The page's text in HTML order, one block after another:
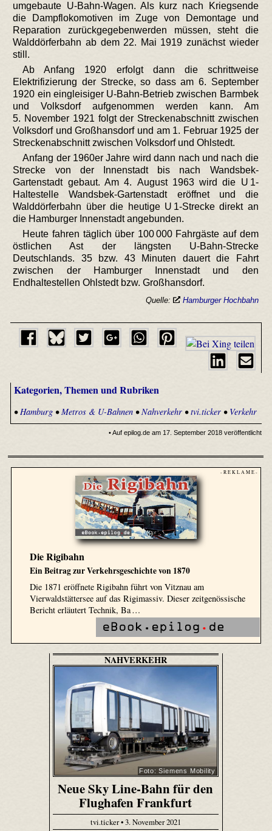
umgebaute U-Bahn-Wagen. Als kurz nach Kriegsende
die Dampflokomotiven im Zuge von Demontage und
Reparation zurückgegebenwerden müssen, steht die
Walddörferbahn ab dem 22. Mai 1919 zunächst wieder
still.
Ab Anfang 1920 erfolgt dann die schrittweise
Elektrifizierung der Strecke, so dass am 6. September
1920 ein eingleisiger U-Bahn-Betrieb zwischen Barmbek
und Volksdorf aufgenommen werden kann. Am
5. November 1921 folgt der Streckenabschnitt zwischen
Volksdorf und Großhansdorf und am 1. Februar 1925 der
Streckenabschnitt zwischen Volksdorf und Ohlstedt.
Anfang der 1960er Jahre wird dann nach und nach die
Strecke von der Innenstadt bis nach Wandsbek-
Gartenstadt gebaut. Am 4. August 1963 wird die U 1-
Haltestelle Wandsbek-Gartenstadt eröffnet und die
Walddörferbahn über die heutige U 1-Strecke direkt an
die Hamburger Innenstadt angebunden.
Heute fahren täglich über 100 000 Fahrgäste auf dem
östlichen Ast der längsten U-Bahn-Strecke
Deutschlands. 35 bzw. 43 Minuten dauert die Fahrt
zwischen der Hamburger Innenstadt und den
Endhaltestellen Ohlstedt bzw. Großhansdorf.
Quelle: Hamburger Hochbahn
Kategorien, Themen und Rubriken
•Hamburg•Metros & U-Bahnen•Nahverkehr•tvi.ticker• Verkehr
• Auf epilog.de am 17. September 2018 veröffentlicht
- R E K L A M E -
Die Rigibahn
Ein Beitrag zur Verkehrsgeschichte von 1870
Die 1871 eröffnete Rigibahn führt von Vitznau am
Vierwaldstättersee auf das Rigimassiv. Dieser zeitgenössische
Bericht erläutert Technik, Ba …
NAHVERKEHR
Foto: Siemens Mobility
Neue Sky Line-Bahn für den
Flughafen Frankfurt
tvi.ticker • 3. November 2021